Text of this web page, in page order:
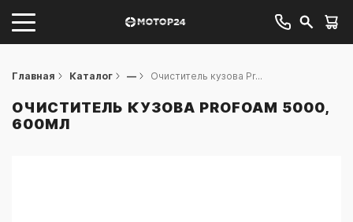
Главная Каталог — Очиститель кузова Pr...
ОЧИСТИТЕЛЬ КУЗОВА PROFOAM 5000,
600МЛ